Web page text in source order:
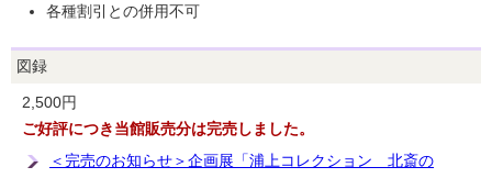
各種割引との併用不可
図録
2,500円
ご好評につき当館販売分は完売しました。
＜完売のお知らせ＞企画展「浦上コレクション 北斎の